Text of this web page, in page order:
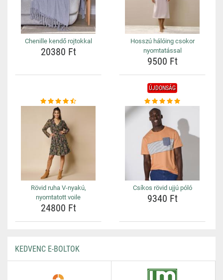
Chenille kendő rojtokkal
20380 Ft
Hosszú hálóing csokor
nyomtatással
9500 Ft
Rövid ruha V-nyakú,
nyomtatott voile
24800 Ft
ÚJDONSÁG
Csíkos rövid ujjú póló
9340 Ft
KEDVENC E-BOLTOK